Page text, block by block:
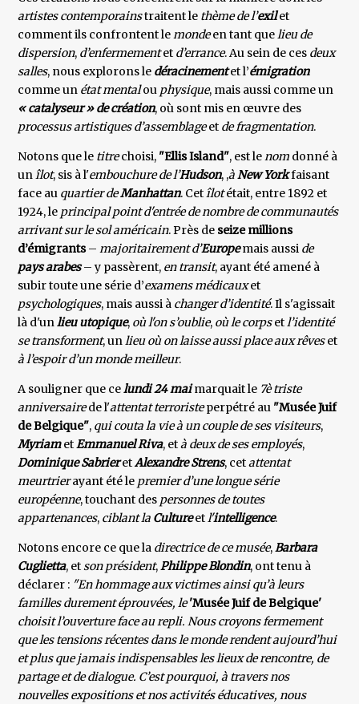
artistes contemporainstraitent le thème de l’exilet
comment ils confrontent lemondeen tant quelieu de
dispersion, d’enfermementet d’errance. Au sein de ces deux
salles, nous explorons le déracinementet l’émigration
comme un état mentalou physique, mais aussi comme un
« catalyseur » de création, où sont mis en œuvre des
processus artistiques d’assemblageet de fragmentation.
Notons que le titrechoisi, "Ellis Island", est lenom donné à
unîlot, sis à l'embouchure de l’Hudson, ,àNew Yorkfaisant
face au quartier deManhattan. Cetîlotétait, entre 1892 et
1924, le principal point d'entrée de nombre de communautés
arrivant sur le sol américain. Près de seize millions
d’émigrants–majoritairement d’Europemais aussi de
pays arabes– y passèrent, en transit, ayant été amené à
subir toute une série d’examens médicauxet
psychologiques, mais aussi à changer d’identité. Il s'agissait
là d'unlieu utopique, où l'on s’oublie, où le corpsetl’identité
se transforment, unlieu où on laisse aussi place aux rêveset
à l’espoir d’un monde meilleur.
A souligner que celundi 24 maimarquait le 7è triste
anniversairede l'attentat terroristeperpétré au "Musée Juif
de Belgique", qui couta la vie à un couple de ses visiteurs,
MyriametEmmanuel Riva, età deux de ses employés,
Dominique SabrieretAlexandre Strens, cetattentat
meurtrierayant été le premier d’une longue série
européenne, touchant des personnes de toutes
appartenances, ciblant la Cultureetl'intelligence.
Notons encore ce que la directrice de ce musée,Barbara
Cuglietta, etson président,Philippe Blondin, ont tenu à
déclarer : "En hommage aux victimes ainsi qu’à leurs
familles durement éprouvées, le'Musée Juif de Belgique'
choisit l’ouverture face au repli. Nous croyons fermement
que les tensions récentes dans le monde rendent aujourd’hui
et plus que jamais indispensables les lieux de rencontre, de
partage et de dialogue. C’est pourquoi, à travers nos
nouvelles expositions et nos activités éducatives, nous